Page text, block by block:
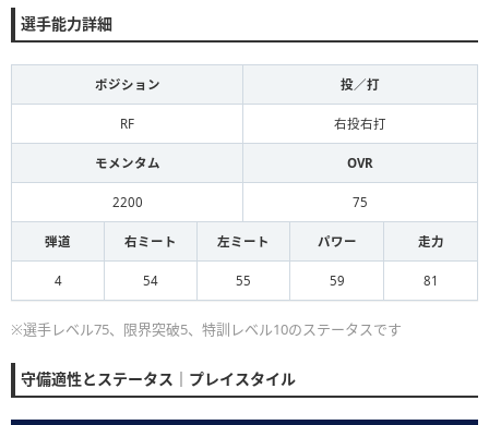
選手能力詳細
ポジション 投／打
RF 右投右打
モメンタム OVR
2200 75
弾道 右ミート 左ミート パワー 走力
4 54 55 59 81
※選手レベル75、限界突破5、特訓レベル10のステータスです
守備適性とステータス｜プレイスタイル